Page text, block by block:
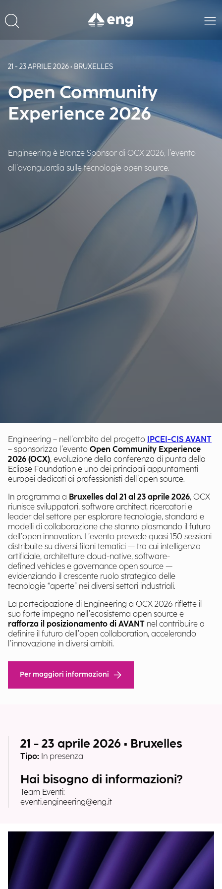
21 - 23 APRILE 2026 • BRUXELLES
Open Community
Experience 2026
Engineering è Bronze Sponsor di OCX 2026, l’evento
all’avanguardia sulle tecnologie open source.
Engineering – nell’ambito del progetto IPCEI-CIS AVANT
– sponsorizza l’evento Open Community Experience
2026 (OCX), evoluzione della conferenza di punta della
Eclipse Foundation e uno dei principali appuntamenti
europei dedicati ai professionisti dell’open source.
In programma a Bruxelles dal 21 al 23 aprile 2026, OCX
riunisce sviluppatori, software architect, ricercatori e
leader del settore per esplorare tecnologie, standard e
modelli di collaborazione che stanno plasmando il futuro
dell’open innovation. L’evento prevede quasi 150 sessioni
distribuite su diversi filoni tematici — tra cui intelligenza
artificiale, architetture cloud-native, software-
defined vehicles e governance open source —
evidenziando il crescente ruolo strategico delle
tecnologie “aperte” nei diversi settori industriali.
La partecipazione di Engineering a OCX 2026 riflette il
suo forte impegno nell’ecosistema open source e
rafforza il posizionamento di AVANT nel contribuire a
definire il futuro dell’open collaboration, accelerando
l’innovazione in diversi ambiti.
Per maggiori informazioni
21 - 23 aprile 2026 • Bruxelles
Tipo: In presenza
Hai bisogno di informazioni?
Team Eventi:
eventi.engineering@eng.it